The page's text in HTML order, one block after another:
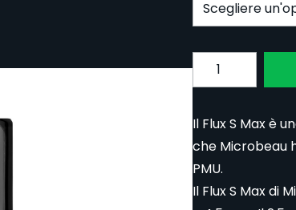
Subscribe to
Quantita
Il Flux S Max è
che Microbeau
PMU.
Il Flux S Max di